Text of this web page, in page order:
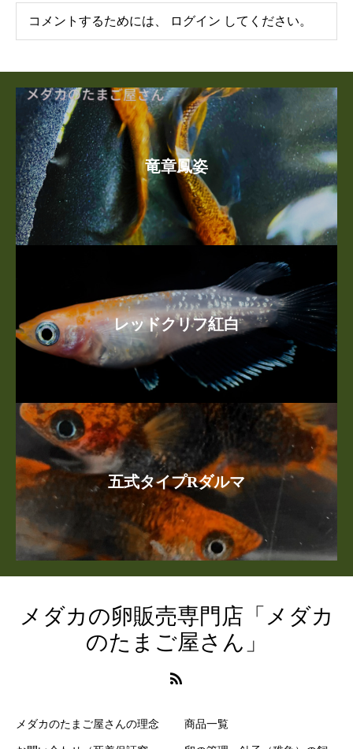
コメントするためには、 ログイン してください。
竜章鳳姿
レッドクリフ紅白
五式タイプRダルマ
メダカの卵販売専門店「メダカ
のたまご屋さん」
メダカのたまご屋さんの理念 商品一覧